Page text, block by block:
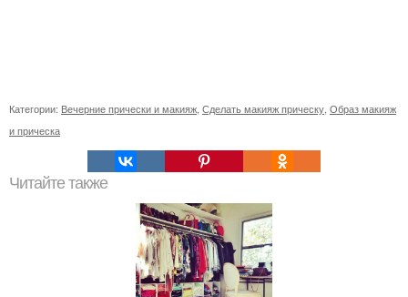
Категории: Вечерние прически и макияж Сделать макияж прическу Образ макияж
и прическа
Читайте также